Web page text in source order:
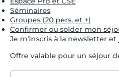
Séminaires
Groupes (20 pers. et +)
Confirmer ou solder mon
Je m'inscris à la newsletter et
Offre valable pour un séjour